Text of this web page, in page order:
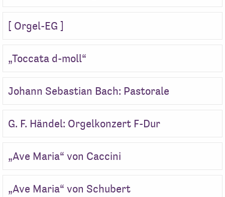
[ Orgel-EG ]
„Toccata d-moll“
Johann Sebastian Bach: Pastorale
G. F. Händel: Orgelkonzert F-Dur
„Ave Maria“ von Caccini
„Ave Maria“ von Schubert